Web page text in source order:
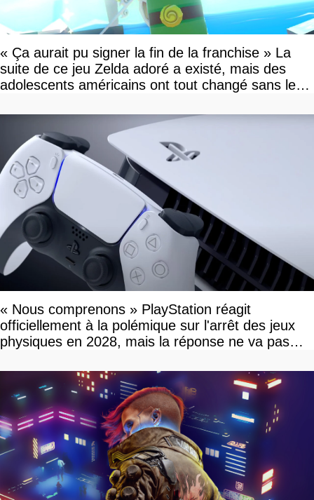
« Ça aurait pu signer la fin de la franchise » La
suite de ce jeu Zelda adoré a existé, mais des
adolescents américains ont tout changé sans le
« Nous comprenons » PlayStation réagit
officiellement à la polémique sur l'arrêt des jeux
physiques en 2028, mais la réponse ne va pas